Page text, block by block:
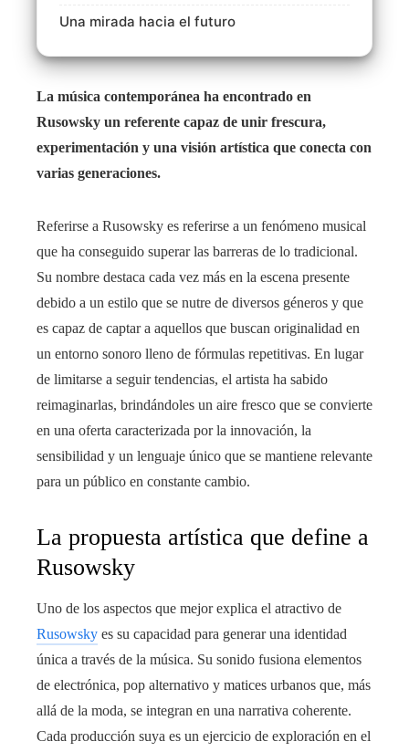
Una mirada hacia el futuro
La música contemporánea ha encontrado en
Rusowsky un referente capaz de unir frescura,
experimentación y una visión artística que conecta con
varias generaciones.
Referirse a Rusowsky es referirse a un fenómeno musical
que ha conseguido superar las barreras de lo tradicional.
Su nombre destaca cada vez más en la escena presente
debido a un estilo que se nutre de diversos géneros y que
es capaz de captar a aquellos que buscan originalidad en
un entorno sonoro lleno de fórmulas repetitivas. En lugar
de limitarse a seguir tendencias, el artista ha sabido
reimaginarlas, brindándoles un aire fresco que se convierte
en una oferta caracterizada por la innovación, la
sensibilidad y un lenguaje único que se mantiene relevante
para un público en constante cambio.
La propuesta artística que define a
Rusowsky
Uno de los aspectos que mejor explica el atractivo de
Rusowsky es su capacidad para generar una identidad
única a través de la música. Su sonido fusiona elementos
de electrónica, pop alternativo y matices urbanos que, más
allá de la moda, se integran en una narrativa coherente.
Cada producción suya es un ejercicio de exploración en el